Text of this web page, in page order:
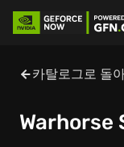
카탈로그로 돌
Warhorse